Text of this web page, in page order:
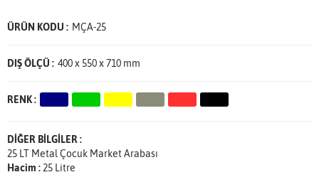
ÜRÜN KODU : MÇA-25
DIŞ ÖLÇÜ : 400 x 550 x 710 mm
RENK :
DİĞER BİLGİLER :
25 LT Metal Çocuk Market Arabası
Hacim :25 Litre